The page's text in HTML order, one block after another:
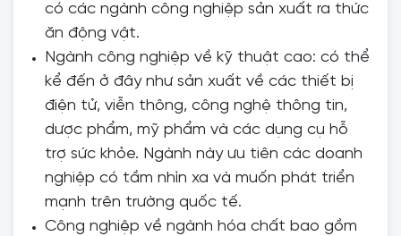
có các ngành công nghiệp sản xuất ra thức
ăn động vật.
Ngành công nghiệp về kỹ thuật cao: có thể
kể đến ở đây như sản xuất về các thiết bị
điện tử, viễn thông, công nghệ thông tin,
dược phẩm, mỹ phẩm và các dụng cụ hỗ
trợ sức khỏe. Ngành này ưu tiên các doanh
nghiệp có tầm nhìn xa và muốn phát triển
mạnh trên trường quốc tế.
Công nghiệp về ngành hóa chất bao gồm